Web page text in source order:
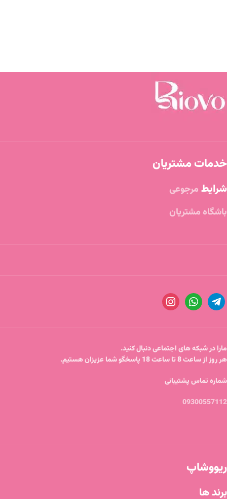
خدمات مشتریان
شرایط مرجوعی
باشگاه مشتریان
مارا در شبکه های اجتماعی دنبال کنید.
هر روز از ساعت 8 تا ساعت 18 پاسخگو شما عزیزان هستیم.
شماره تماس پشتیبانی
09300557112
ریووشاپ
برند ها